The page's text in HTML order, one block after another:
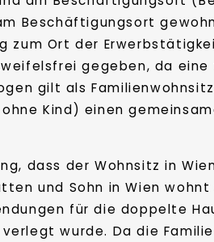
Beschäftigungsort
zum Ort der
gegeben, da
gilt als
Kind) einen
dass der Wohnsitz in
und Sohn in Wien
für die doppelte
wurde. Da die